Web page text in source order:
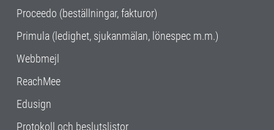
Proceedo (beställningar, fakturor)
Primula (ledighet, sjukanmälan, lönespec m.m.)
Webbmejl
ReachMee
Edusign
Protokoll och beslutslistor